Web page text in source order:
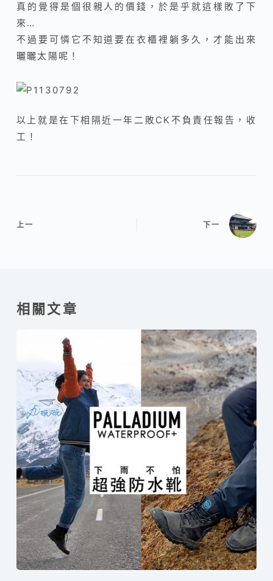
真的覺得是個很親人的價錢，於是乎就這樣敗了下
來…
不過要可憐它不知道要在衣櫃裡躺多久，才能出來
曬曬太陽呢！
以上就是在下相隔近一年二敗CK不負責任報告，收
工！
上一 下一
相關文章